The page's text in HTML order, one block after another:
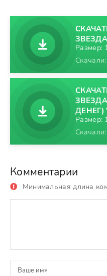
Размер:
ДЕНЕГ)
Размер:
Комментарии
Минимальная длина